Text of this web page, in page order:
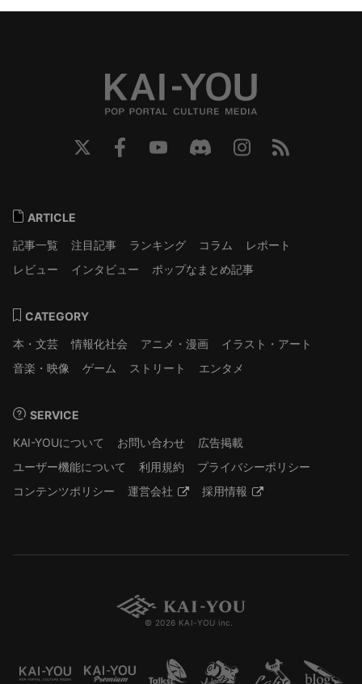
ARTICLE
記事一覧
注目記事 ランキング コラム
レポート
レビュー
インタビュー ポップなまとめ記事
CATEGORY
本・文芸
情報化社会 アニメ・漫画
イラスト・アート
音楽・映像
ゲーム ストリート エンタメ
SERVICE
KAI-YOUについて
お問い合わせ
広告掲載
ユーザー機能について
利用規約
プライバシーポリシー
コンテンツポリシー
運営会社 採用情報
© 2026 KAI-YOU inc.